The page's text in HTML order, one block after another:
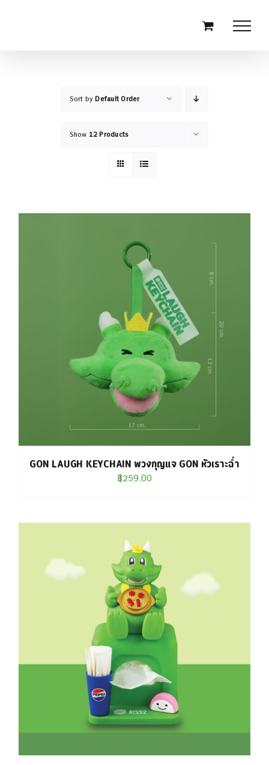
Sort byDefault Order
Show 12 Products
GON LAUGH KEYCHAIN พวงกุญแจ GON หัวเราะฉ่ำ
฿259.00